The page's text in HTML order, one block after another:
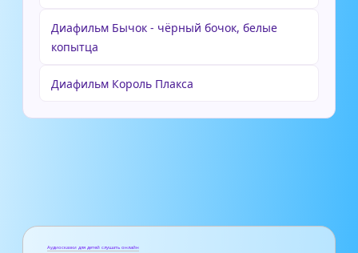
Диафильм Бычок - чёрный бочок, белые
копытца
Диафильм Король Плакса
Аудиосказки для детей слушать онлайн